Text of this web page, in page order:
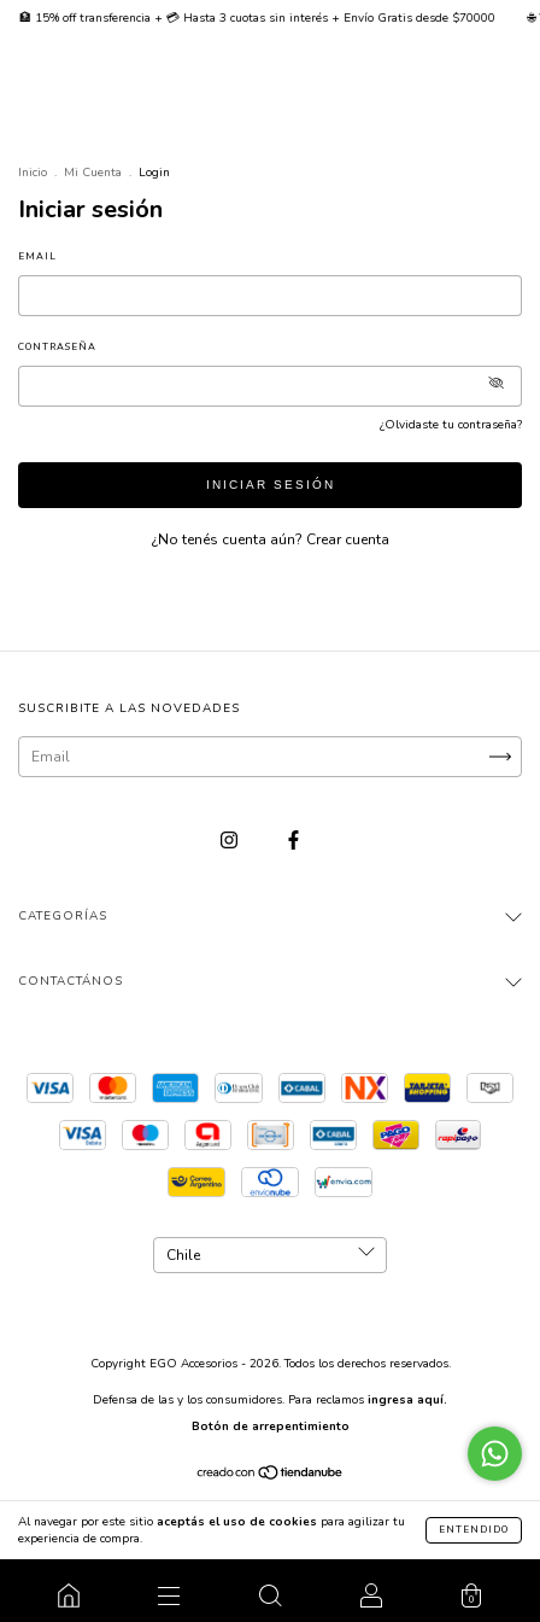
🏦 15% off transferencia + 💳 Hasta 3 cuotas sin interés + Envío Gratis desde $70000
Al navegar por este sitio aceptás el uso de cookies para agilizar tu
experiencia de compra.
ENTENDIDO
0
Inicio . Mi Cuenta . Login
Iniciar sesión
EMAIL
CONTRASEÑA
¿Olvidaste tu contraseña?
INICIAR SESIÓN
¿No tenés cuenta aún? Crear cuenta
SUSCRIBITE A LAS NOVEDADES
CATEGORÍAS
CONTACTÁNOS
Copyright EGO Accesorios - 2026. Todos los derechos reservados.
Defensa de las y los consumidores. Para reclamos ingresa aquí.
Botón de arrepentimiento